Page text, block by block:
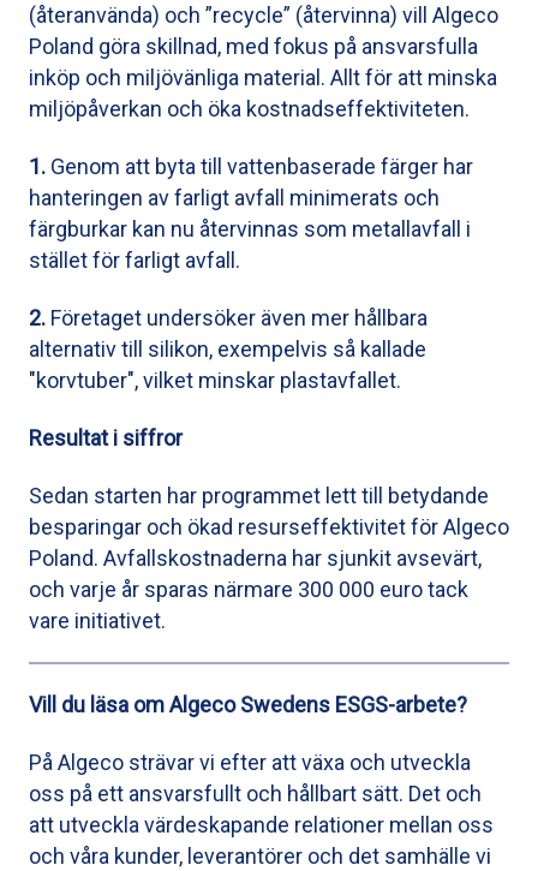
(återanvända) och ”recycle” (återvinna) vill Algeco
Poland göra skillnad, med fokus på ansvarsfulla
inköp och miljövänliga material. Allt för att minska
miljöpåverkan och öka kostnadseffektiviteten.
1. Genom att byta till vattenbaserade färger har
hanteringen av farligt avfall minimerats och
färgburkar kan nu återvinnas som metallavfall i
stället för farligt avfall.
2. Företaget undersöker även mer hållbara
alternativ till silikon, exempelvis så kallade
"korvtuber", vilket minskar plastavfallet.
Resultat i siffror
Sedan starten har programmet lett till betydande
besparingar och ökad resurseffektivitet för Algeco
Poland. Avfallskostnaderna har sjunkit avsevärt,
och varje år sparas närmare 300 000 euro tack
vare initiativet.
Vill du läsa om Algeco Swedens ESGS-arbete?
På Algeco strävar vi efter att växa och utveckla
oss på ett ansvarsfullt och hållbart sätt. Det och
att utveckla värdeskapande relationer mellan oss
och våra kunder, leverantörer och det samhälle vi